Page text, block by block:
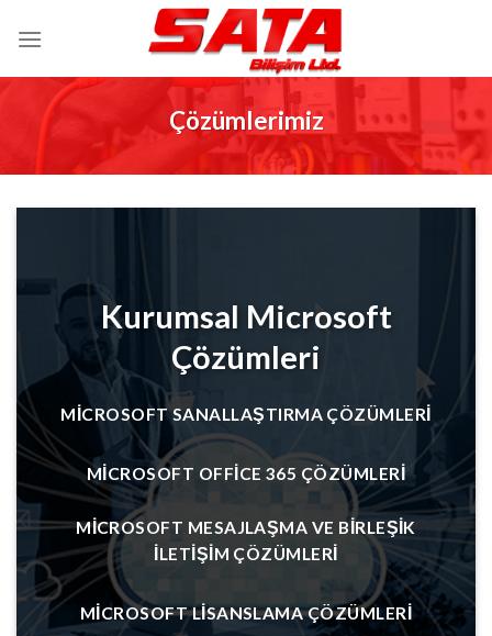
atla
Çözümlerimiz
Kurumsal Microsoft
Çözümleri
MICROSOFT SANALLAŞTIRMA ÇÖZÜMLERI
MICROSOFT OFFICE 365 ÇÖZÜMLERI
MICROSOFT MESAJLAŞMA VE BIRLEŞIK
İLETIŞIM ÇÖZÜMLERI
MICROSOFT LISANSLAMA ÇÖZÜMLERI